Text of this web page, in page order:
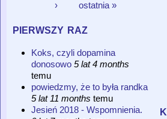
Strony› ostatnia »
pierwszy raz
Koks, czyli dopamina
donosowo 5 lat 4 months
temu
powiedzmy, że to była randka
5 lat 11 months temu
Jesień 2018 - Wspomnienia.